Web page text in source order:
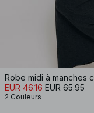
EUR 46.16 EUR 65.95
2 Couleurs